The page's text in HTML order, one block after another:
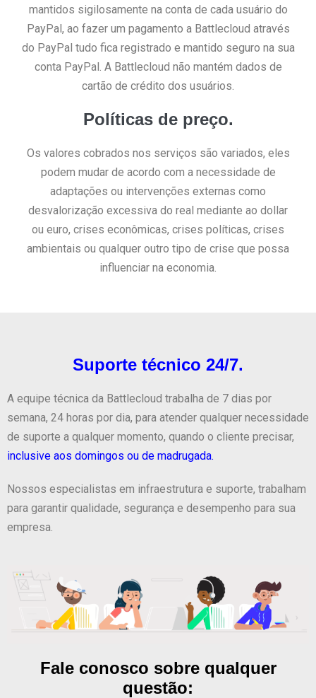
mantidos sigilosamente na conta de cada usuário do
PayPal, ao fazer um pagamento a Battlecloud através
do PayPal tudo fica registrado e mantido seguro na sua
conta PayPal. A Battlecloud não mantém dados de
cartão de crédito dos usuários.
Políticas de preço.
Os valores cobrados nos serviços são variados, eles
podem mudar de acordo com a necessidade de
adaptações ou intervenções externas como
desvalorização excessiva do real mediante ao dollar
ou euro, crises econômicas, crises políticas, crises
ambientais ou qualquer outro tipo de crise que possa
influenciar na economia.
Suporte técnico 24/7.
A equipe técnica da Battlecloud trabalha de 7 dias por
semana, 24 horas por dia, para atender qualquer necessidade
de suporte a qualquer momento, quando o cliente precisar,
inclusive aos domingos ou de madrugada.
Nossos especialistas em infraestrutura e suporte, trabalham
para garantir qualidade, segurança e desempenho para sua
empresa.
Fale conosco sobre qualquer
questão: